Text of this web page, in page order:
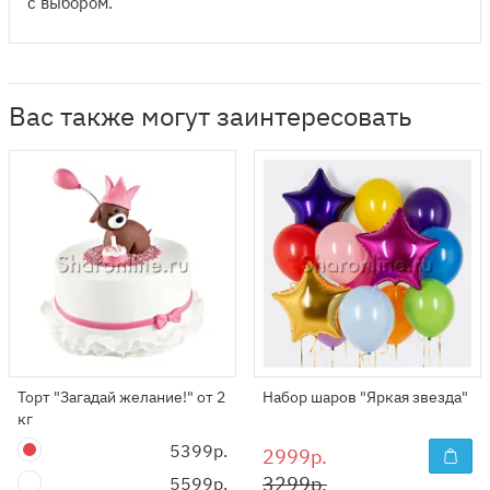
Вас также могут заинтересовать
Торт "Загадай желание!" от 2
кг
5399р.
5599р.
Набор шаров "Яркая звезда"
2999р.
3299р.